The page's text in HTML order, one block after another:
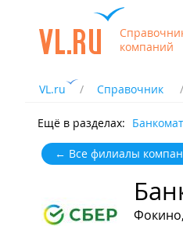
компаний
VL.ru Справочник
Ещё в разделах:
← Все филиалы